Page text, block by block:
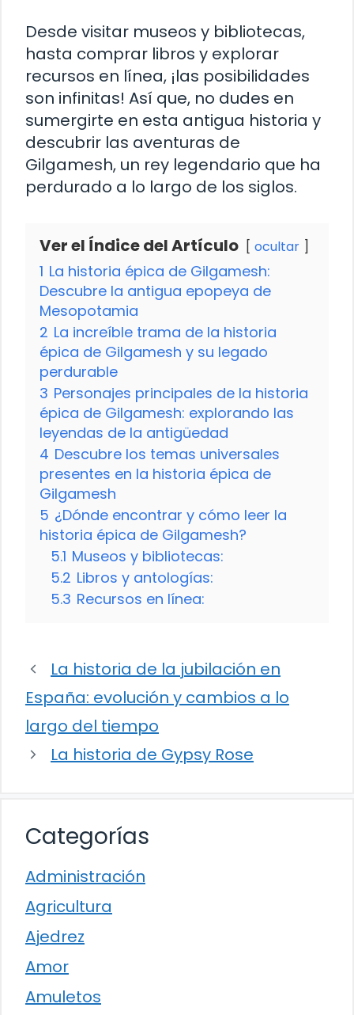
Desde visitar museos y bibliotecas,
hasta comprar libros y explorar
recursos en línea, ¡las posibilidades
son infinitas! Así que, no dudes en
sumergirte en esta antigua historia y
descubrir las aventuras de
Gilgamesh, un rey legendario que ha
perdurado a lo largo de los siglos.
Ver el Índice del Artículo ocultar
1 La historia épica de Gilgamesh:
Descubre la antigua epopeya de
Mesopotamia
2 La increíble trama de la historia
épica de Gilgamesh y su legado
perdurable
3 Personajes principales de la historia
épica de Gilgamesh: explorando las
leyendas de la antigüedad
4 Descubre los temas universales
presentes en la historia épica de
Gilgamesh
5 ¿Dónde encontrar y cómo leer la
historia épica de Gilgamesh?
5.1 Museos y bibliotecas:
5.2 Libros y antologías:
5.3 Recursos en línea:
La historia de la jubilación en
España: evolución y cambios a lo
largo del tiempo
La historia de Gypsy Rose
Categorías
Administración
Agricultura
Ajedrez
Amor
Amuletos